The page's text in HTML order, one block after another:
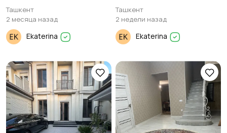
Ташкент
2 месяца назад
Ekaterina
Ташкент
2 недели назад
Ekaterina